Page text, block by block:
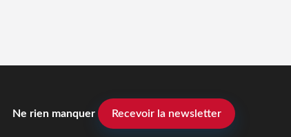
Ne rien manquer Recevoir la newsletter